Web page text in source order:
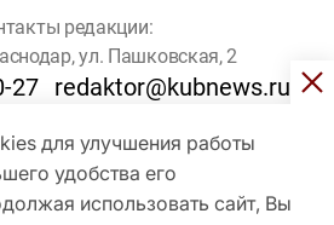
для улучшения работы
удобства его
использовать сайт, Вы
редакции:
ул. Пашковская, 2
27 redaktor@kubnews.ru
старше 16 лет
Новости, 2017